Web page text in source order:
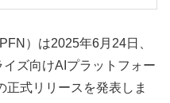
）は2025年6月24日、
ズ向けAIプラットフォー
正式リリースを発表しま